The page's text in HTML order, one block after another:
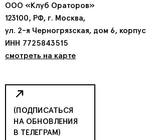
ООО «Клуб Ораторов»
123100, РФ, г. Москва,
ул. 2-я Черногрязская, дом 6,
ИНН 7725843515
смотреть на карте
(ПОДПИСАТЬСЯ
НА ОБНОВЛЕНИЯ
В ТЕЛЕГРАМ)